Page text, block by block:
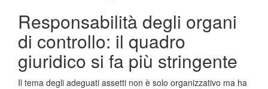
Responsabilità degli organi
di controllo: il quadro
giuridico si fa più stringente
Il tema degli adeguati assetti non è solo organizzativo ma ha